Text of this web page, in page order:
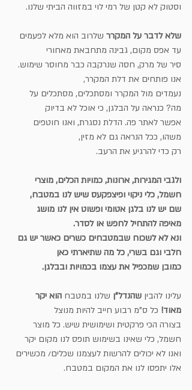
וסטוק לא קטן של רמי לוי במזווה הביתי שלנו.
שלא לדבר על המקרר שלרוב הוא מלא לפעמים
עד אפס מקום, גבינה מתחבאת מאחורי
סיר של מרק, חסה שנרקבה כבר מחוסר שימוש.
אנו פותחים את דלת המקרר,
נעמדים מול המקרר ומסתכלים, מסתכלים על
מה? כנראה על הבלגן, כי אוכל לא בדיוק
אפשר לאתר פה. הדלת נסגרת, ואנו חוטפים
משהו, ככל הנראה גם לא מזין,
רק כדי להרגיע את הרעב.
ולגבי המגירות, ארונות, כמויות הכלים, מוצרי
חשמל, כלי ניקוי ופיצפקעס שיש לנו במטבח,
שם יש לנו בלגן אטומי ופשוט אין לנו מושג
מאיפה להתחיל לחפש או לסדר.
ונא לא לשכוח שבמטבחים כשרים כאשר יש גם
חלבי וגם בשרי, כל מה שתיארתי כאן
כמובן שמכפיל את עצמו בכמויות ובבלגן.
עלינו להבין שהנדל"ן שלנו במטבח הוא יקר
מאוד! כל ס"מ רבוע חייב להיות מנוצל
בצורה הכי פרקטית ושימושית שיש. כל מוצר
חשמל, כלי שאינו בשימוש תופס לנו מקום יקר
ואנו לא יכולים להרשות לעצמנו שכלים/ מכשירים
אלו יתפסו לנו את המקום במטבח.